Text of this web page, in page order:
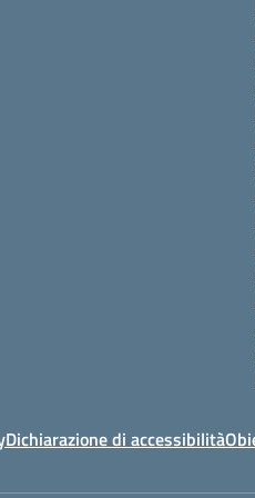
Dichiarazione di accessibilità